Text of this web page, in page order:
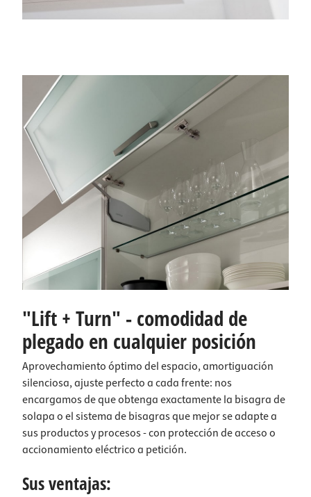
"Lift + Turn" - comodidad de
plegado en cualquier posición
Aprovechamiento óptimo del espacio, amortiguación
silenciosa, ajuste perfecto a cada frente: nos
encargamos de que obtenga exactamente la bisagra de
solapa o el sistema de bisagras que mejor se adapte a
sus productos y procesos - con protección de acceso o
accionamiento eléctrico a petición.
Sus ventajas: